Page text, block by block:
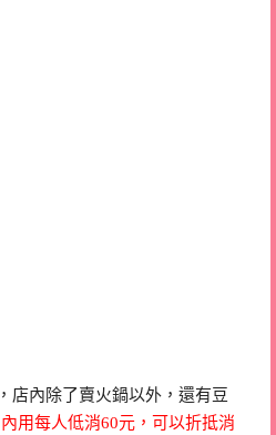
店內除了賣火鍋以外，還有豆
內用每人低消60元，可以折抵消